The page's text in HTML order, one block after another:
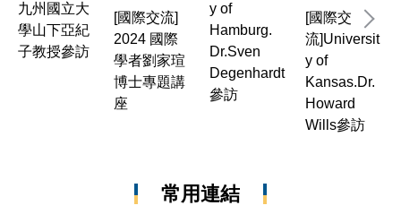
九州國立大
學山下亞紀
子教授參訪
[國際交流]
2024 國際
學者劉家瑄
博士專題講
座
y of
Hamburg.
Dr.Sven
Degenhardt
參訪
[國際交
流]Universit
y of
Kansas.Dr.
Howard
Wills參訪
常用連結